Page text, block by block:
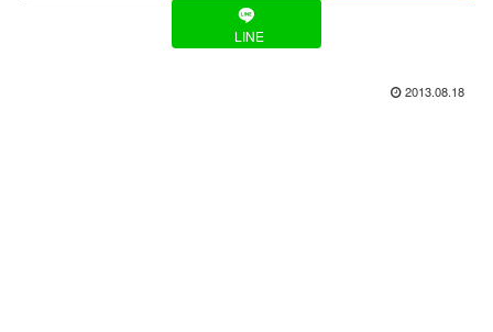
LINE
2013.08.18